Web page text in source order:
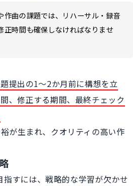
作曲の課題では、リハーサル・録音
正時間も確保しなければなりませ
提出の1〜2か月前に構想を立
、修正する期間、最終チェック
が生まれ、クオリティの高い作
すには、戦略的な学習が欠かせ